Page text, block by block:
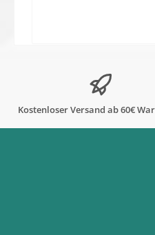
Kostenloser Versand ab 60€